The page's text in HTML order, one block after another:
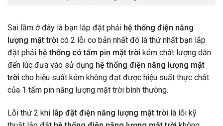
Sai lầm ở đây là bạn lắp đặt phải hệ thống điện năng
lượng mặt trời có 2 lỗi cơ bản nhất đó là thứ nhất bạn lắp
đặt phải hệ thống có tấm pin mặt trời kém chất lượng dẫn
đến lúc đưa vào sử dụng hệ thống điện năng lượng mặt
trời cho hiệu suất kém không đạt được hiệu suất thực chất
của 1 tấm pin năng lượng mặt trời bình thường.
Lỗi thứ 2 khi lắp đặt điện năng lượng mặt trời là lỗi kỹ